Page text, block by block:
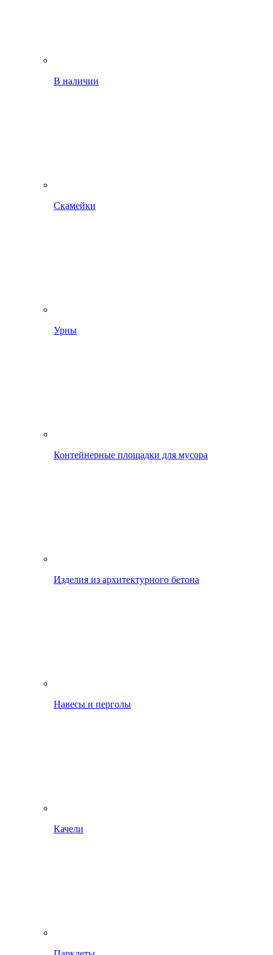
В наличии
Скамейки
Урны
Контейнерные площадки для мусора
Изделия из архитектурного бетона
Навесы и перголы
Качели